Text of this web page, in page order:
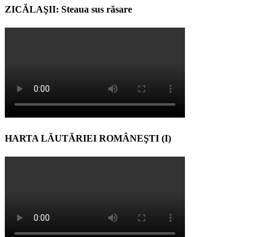
ZICĂLAŞII: Steaua sus răsare
HARTA LĂUTĂRIEI ROMÂNEŞTI (I)